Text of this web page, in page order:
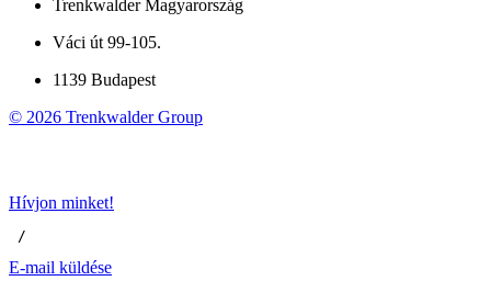
Trenkwalder Magyarország
Váci út 99-105.
1139 Budapest
© 2026 Trenkwalder Group
Hívjon minket!
/
E-mail küldése